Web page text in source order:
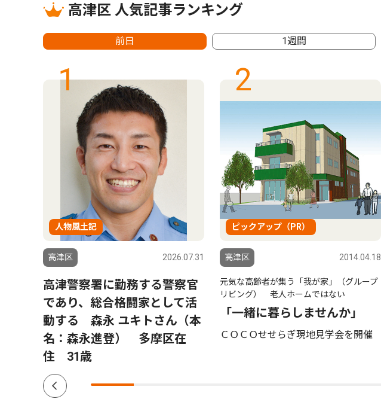
高津区 人気記事ランキング
前日 1週間
1
人物風土記
高津区 2026.07.31
高津警察署に勤務する警察官
であり、総合格闘家として活
動する 森永 ユキトさん（本
名：森永進登） 多摩区在
住 31歳
2
ピックアップ（PR）
高津区 2014.04.18
元気な高齢者が集う「我が家」（グループ
リビング） 老人ホームではない
「一緒に暮らしませんか」
ＣＯＣＯせせらぎ現地見学会を開催